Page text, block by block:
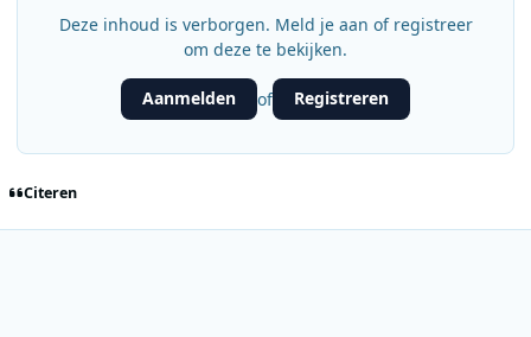
Deze inhoud is verborgen. Meld je aan of registreer
om deze te bekijken.
Aanmelden of Registreren
Citeren